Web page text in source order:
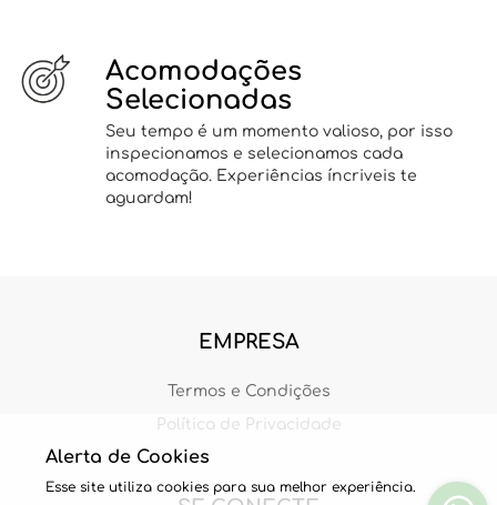
Acomodações
Selecionadas
Seu tempo é um momento valioso, por isso
inspecionamos e selecionamos cada
acomodação. Experiências íncriveis te
aguardam!
EMPRESA
Termos e Condições
Política de Privacidade
Alerta de Cookies
Esse site utiliza cookies para sua melhor experiência.